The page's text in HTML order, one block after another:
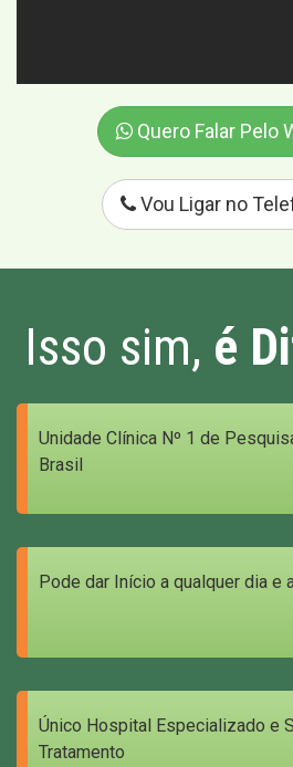
Quero Falar Pelo
Vou Ligar no
Isso sim, é
Unidade Clínica Nº 1 de
Brasil
Pode dar Início a qualquer dia e
Único Hospital Especializado e
Tratamento